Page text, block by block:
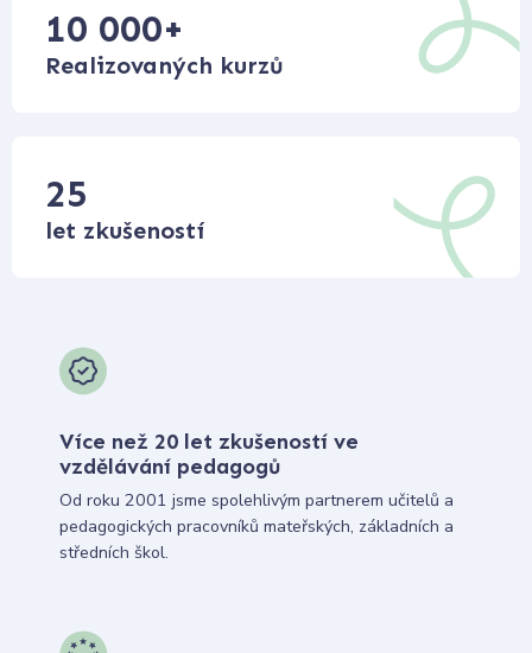
10 000+
Realizovaných kurzů
25
let zkušeností
Více než 20 let zkušeností ve
vzdělávání pedagogů
Od roku 2001 jsme spolehlivým partnerem učitelů a
pedagogických pracovníků mateřských, základních a
středních škol.